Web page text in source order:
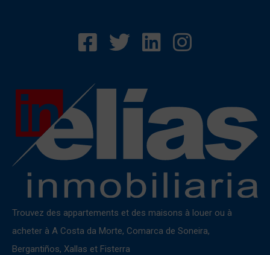
Trouvez des appartements et des maisons à louer ou à
acheter à A Costa da Morte, Comarca de Soneira,
Bergantiños, Xallas et Fisterra